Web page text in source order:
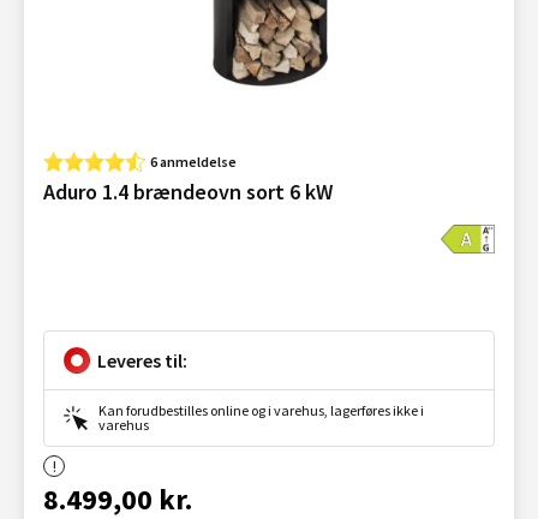
6 anmeldelse
Aduro 1.4 brændeovn sort 6 kW
Leveres til:
Kan forudbestilles online og i varehus, lagerføres ikke i
varehus
8.499,00 kr.